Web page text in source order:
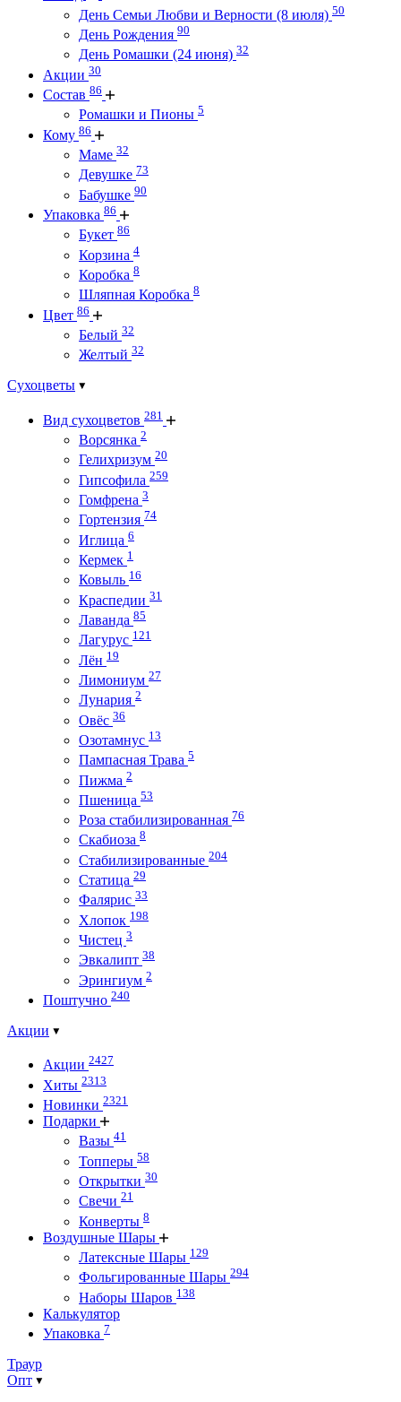
День Семьи Любви и Верности (8 июля) 50
День Рождения 90
День Ромашки (24 июня) 32
Акции 30
Состав 86
Ромашки и Пионы 5
Кому 86
Маме 32
Девушке 73
Бабушке 90
Упаковка 86
Букет 86
Корзина 4
Коробка 8
Шляпная Коробка 8
Цвет 86
Белый 32
Желтый 32
Сухоцветы
Вид сухоцветов 281
Ворсянка 2
Гелихризум 20
Гипсофила 259
Гомфрена 3
Гортензия 74
Иглица 6
Кермек 1
Ковыль 16
Краспедии 31
Лаванда 85
Лагурус 121
Лён 19
Лимониум 27
Лунария 2
Овёс 36
Озотамнус 13
Пампасная Трава 5
Пижма 2
Пшеница 53
Роза стабилизированная 76
Скабиоза 8
Стабилизированные 204
Статица 29
Фалярис 33
Хлопок 198
Чистец 3
Эвкалипт 38
Эрингиум 2
Поштучно 240
Акции
Акции 2427
Хиты 2313
Новинки 2321
Подарки
Вазы 41
Топперы 58
Открытки 30
Свечи 21
Конверты 8
Воздушные Шары
Латексные Шары 129
Фольгированные Шары 294
Наборы Шаров 138
Калькулятор
Упаковка 7
Траур
Опт